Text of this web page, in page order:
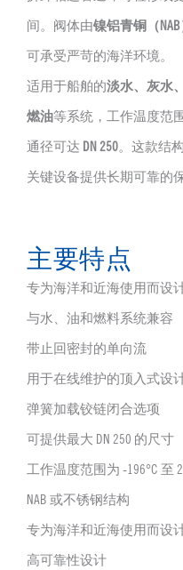
间。阀体由镍铝青铜（
可承受严苛的海洋环境。
适用于船舶的淡水、灰水
燃油等系统，工作温度范
通径可达 DN 250。这款结
关键设备提供长期可靠的
主要特点
专为海洋和近海使用而设
与水、油和燃料系统兼容
带止回密封的单向流
用于在线维护的顶入式设
弹簧加载铰链闭合选项
可提供最大 DN 250 的尺寸
工作温度范围为 -196°C 至
NAB 或不锈钢结构
专为海洋和近海使用而设
高可靠性设计